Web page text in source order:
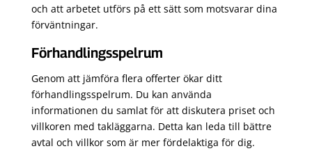
och att arbetet utförs på ett sätt som motsvarar dina
förväntningar.
Förhandlingsspelrum
Genom att jämföra flera offerter ökar ditt
förhandlingsspelrum. Du kan använda
informationen du samlat för att diskutera priset och
villkoren med takläggarna. Detta kan leda till bättre
avtal och villkor som är mer fördelaktiga för dig.